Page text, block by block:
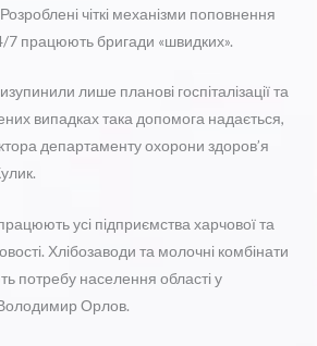
Розроблені чіткі механізми поповнення
7 працюють бригади «швидких».
лише планові госпіталізації та
випадках така допомога надається,
департаменту охорони здоров’я
усі підприємства харчової та
Хлібозаводи та молочні комбінати
потребу населення області у
Володимир Орлов.